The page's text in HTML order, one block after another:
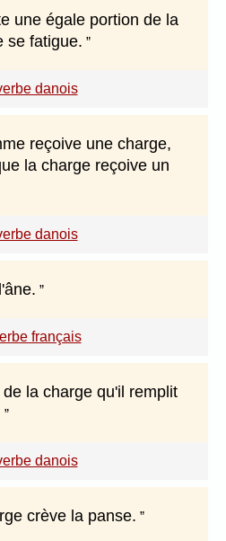
une égale portion de la
se fatigue.
danois
reçoive une charge,
la charge reçoive un
danois
français
la charge qu'il remplit
danois
crève la panse.